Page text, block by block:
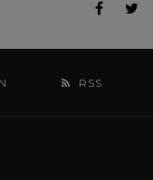
RSS